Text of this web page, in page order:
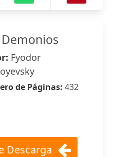
Demonios
Fyodor
de Páginas: 432
Descarga